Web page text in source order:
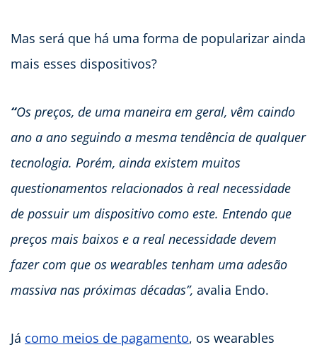
Mas será que há uma forma de popularizar ainda
mais esses dispositivos?
“Os preços, de uma maneira em geral, vêm caindo
ano a ano seguindo a mesma tendência de qualquer
tecnologia. Porém, ainda existem muitos
questionamentos relacionados à real necessidade
de possuir um dispositivo como este. Entendo que
preços mais baixos e a real necessidade devem
fazer com que os wearables tenham uma adesão
massiva nas próximas décadas”, avalia Endo.
Já como meios de pagamento, os wearables